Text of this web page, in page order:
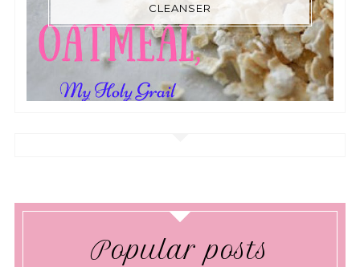
CLEANSER
Popular posts